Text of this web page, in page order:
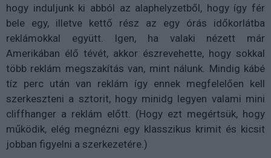
hogy induljunk ki abból az alaphelyzetből, hogy így fér
bele egy, illetve kettő rész az egy órás időkorlátba
reklámokkal együtt. Igen, ha valaki nézett már
Amerikában élő tévét, akkor észrevehette, hogy sokkal
több reklám megszakítás van, mint nálunk. Mindig kábé
tíz perc után van reklám így ennek megfelelően kell
szerkeszteni a sztorit, hogy minidg legyen valami mini
cliffhanger a reklám előtt. (Hogy ezt megértsük, hogy
működik, elég megnézni egy klasszikus krimit és kicsit
jobban figyelni a szerkezetére.)